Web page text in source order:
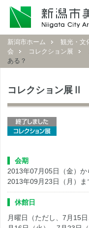
新潟市ホーム 観光・文
会
コレクション展
ある？
コレクション展Ⅱ
会期
2013年07月05日（金）か
2013年09月23日（月）ま
休館日
月曜日（ただし、7月15